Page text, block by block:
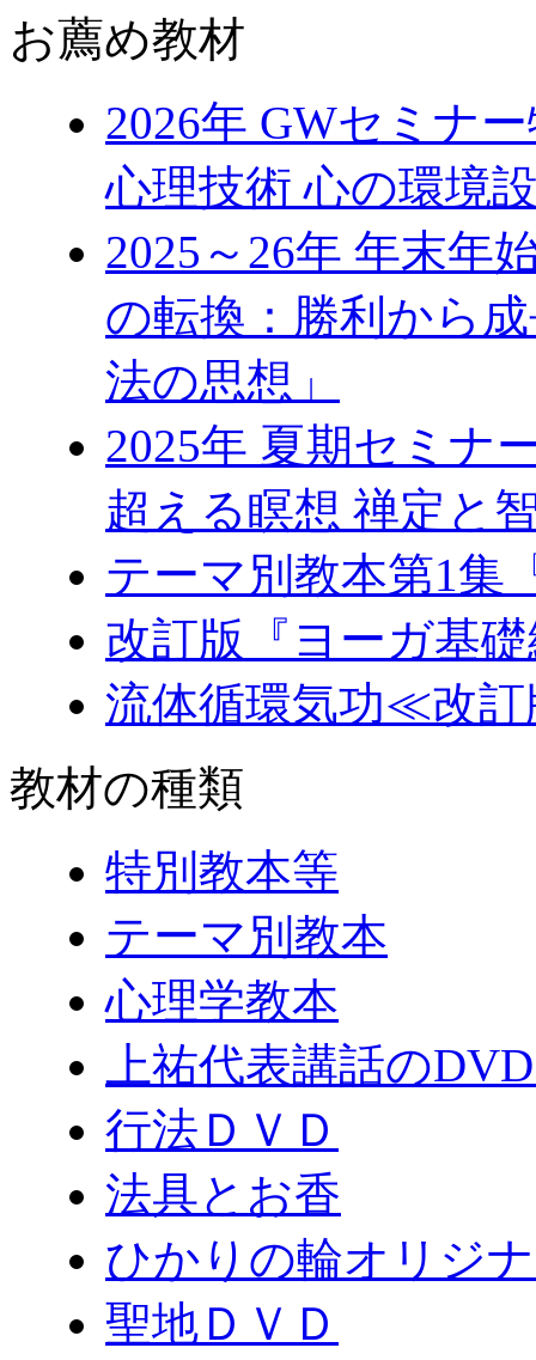
お薦め教材
2026年 GWセミナ
心理技術 心の環境
2025～26年 年末
の転換：勝利から
法の思想」
2025年 夏期セミナ
超える瞑想 禅定と
テーマ別教本第1集
改訂版『ヨーガ基
流体循環気功≪改
教材の種類
特別教本等
テーマ別教本
心理学教本
上祐代表講話の
行法ＤＶＤ
法具とお香
ひかりの輪オリジ
聖地ＤＶＤ